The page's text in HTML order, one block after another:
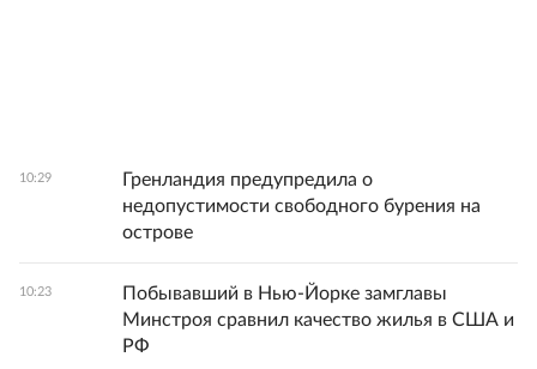
10:29
Гренландия предупредила о
недопустимости свободного бурения на
острове
10:23
Побывавший в Нью-Йорке замглавы
Минстроя сравнил качество жилья в США и
РФ